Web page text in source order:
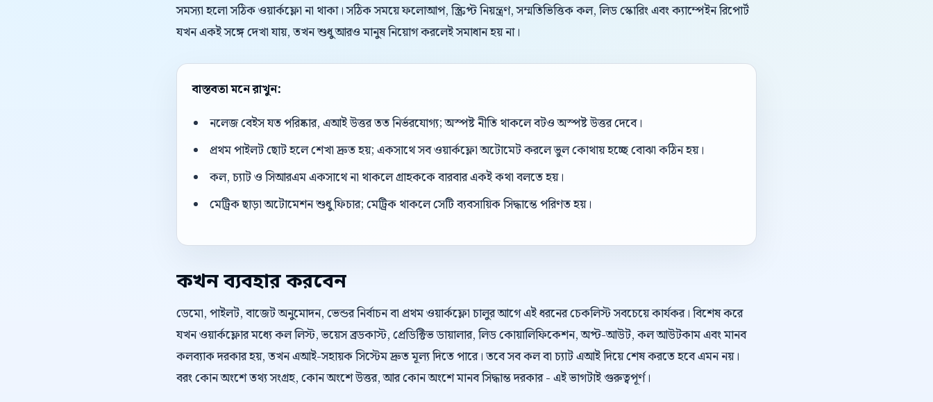
সমস্যা হলো সঠিক ওয়ার্কফ্লো না থাকা। সঠিক সময়ে ফলোআপ, স্ক্রিপ্ট নিয়ন্ত্রণ, সম্মতিভিত্তিক কল, লিড স্কোরিং এবং ক্যাম্পেইন রিপোর্ট
যখন একই সঙ্গে দেখা যায়, তখন শুধু আরও মানুষ নিয়োগ করলেই সমাধান হয় না।
বাস্তবতা মনে রাখুন:
নলেজ বেইস যত পরিষ্কার, এআই উত্তর তত নির্ভরযোগ্য; অস্পষ্ট নীতি থাকলে বটও অস্পষ্ট উত্তর দেবে।
প্রথম পাইলট ছোট হলে শেখা দ্রুত হয়; একসাথে সব ওয়ার্কফ্লো অটোমেট করলে ভুল কোথায় হচ্ছে বোঝা কঠিন হয়।
কল, চ্যাট ও সিআরএম একসাথে না থাকলে গ্রাহককে বারবার একই কথা বলতে হয়।
মেট্রিক ছাড়া অটোমেশন শুধু ফিচার; মেট্রিক থাকলে সেটি ব্যবসায়িক সিদ্ধান্তে পরিণত হয়।
কখন ব্যবহার করবেন
ডেমো, পাইলট, বাজেট অনুমোদন, ভেন্ডর নির্বাচন বা প্রথম ওয়ার্কফ্লো চালুর আগে এই ধরনের চেকলিস্ট সবচেয়ে কার্যকর। বিশেষ করে
যখন ওয়ার্কফ্লোর মধ্যে কল লিস্ট, ভয়েস ব্রডকাস্ট, প্রেডিক্টিভ ডায়ালার, লিড কোয়ালিফিকেশন, অপ্ট-আউট, কল আউটকাম এবং মানব
কলব্যাক দরকার হয়, তখন এআই-সহায়ক সিস্টেম দ্রুত মূল্য দিতে পারে। তবে সব কল বা চ্যাট এআই দিয়ে শেষ করতে হবে এমন নয়।
বরং কোন অংশে তথ্য সংগ্রহ, কোন অংশে উত্তর, আর কোন অংশে মানব সিদ্ধান্ত দরকার - এই ভাগটাই গুরুত্বপূর্ণ।